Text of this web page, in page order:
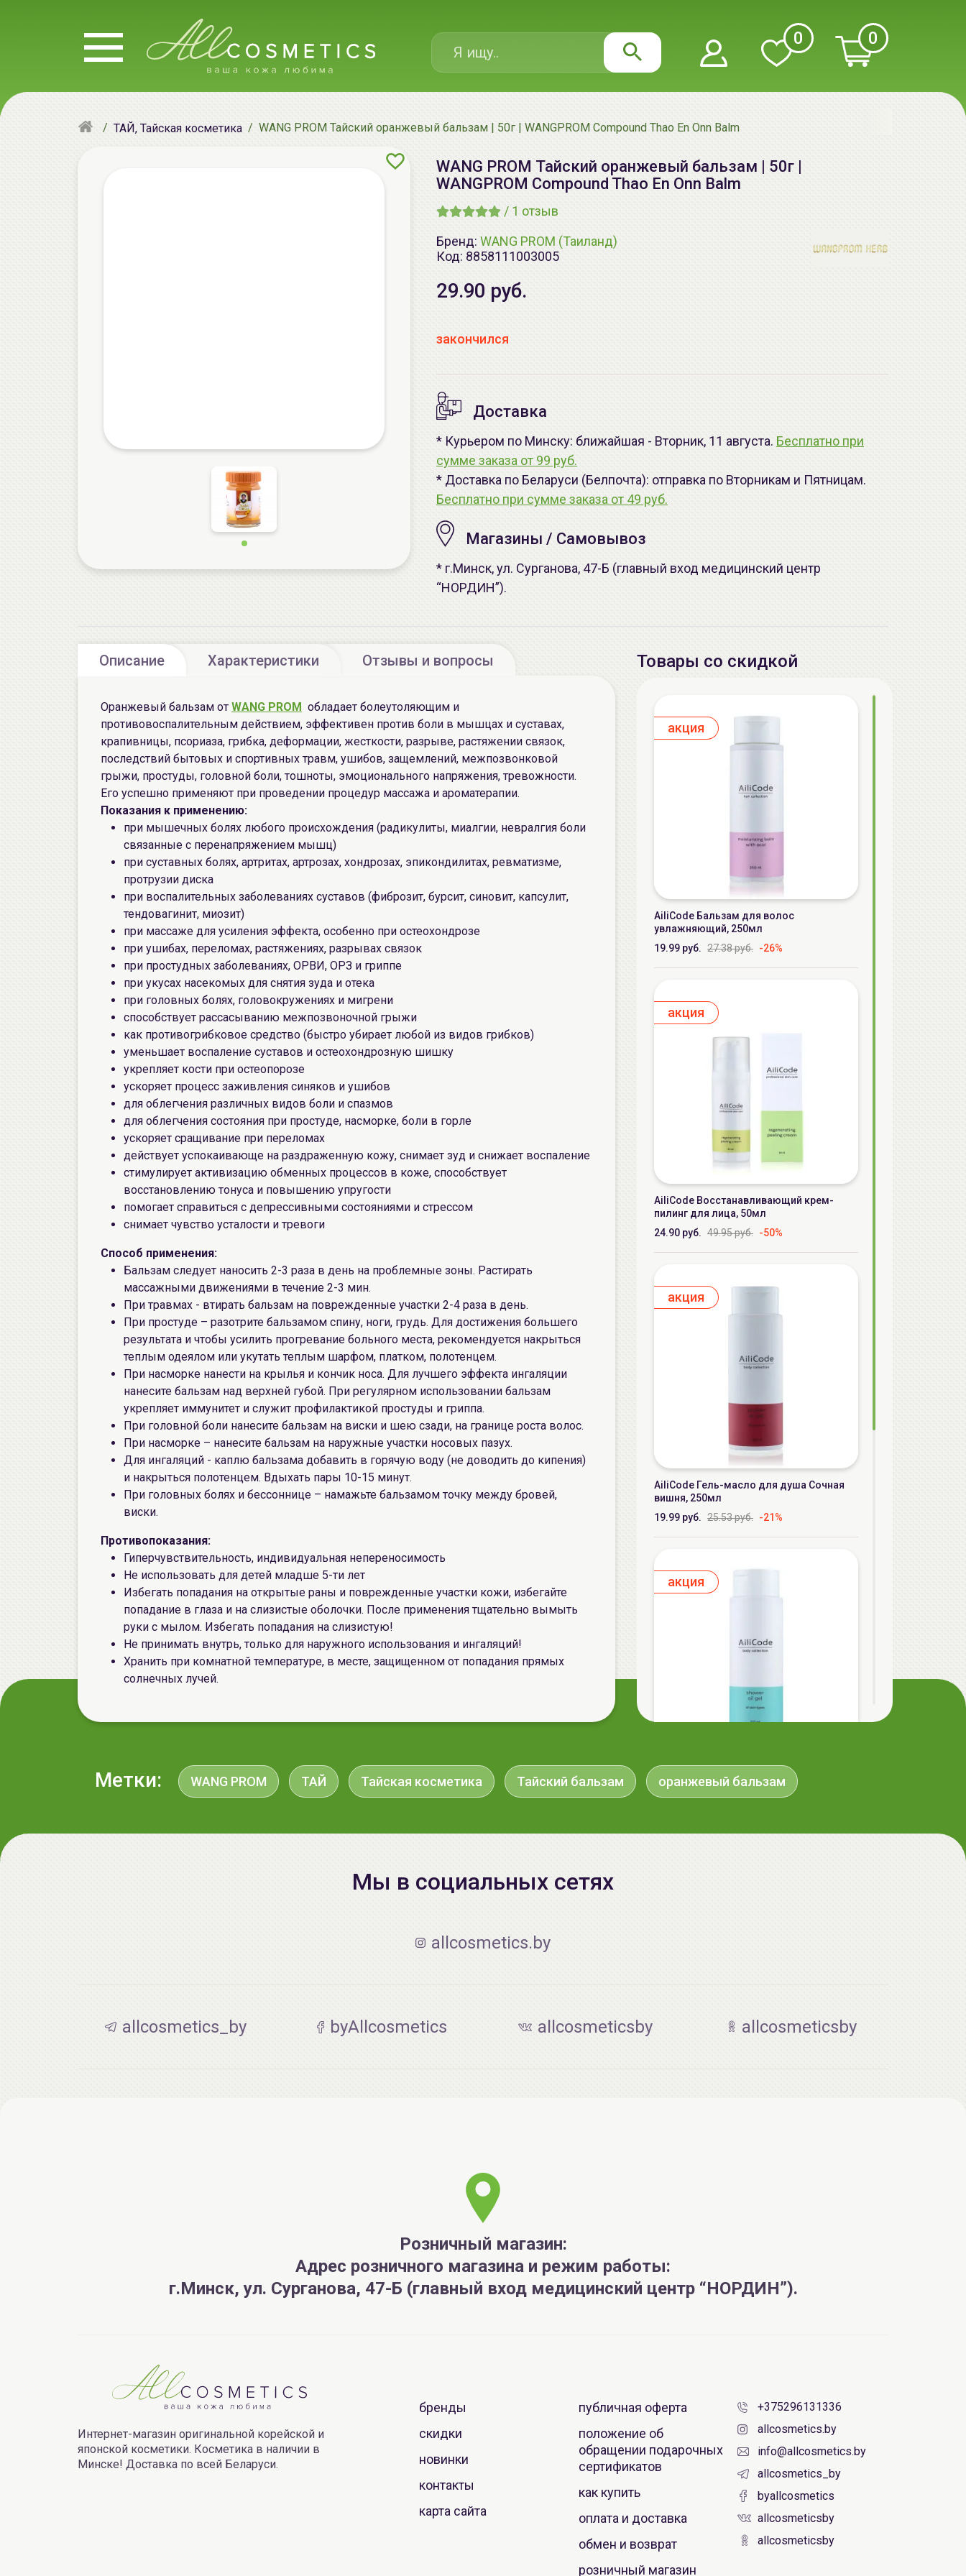
0 0
ТАЙ, Тайская косметика WANG PROM Тайский оранжевый бальзам | 50г | WANGPROM Compound Thao En Onn Balm
WANG PROM Тайский оранжевый бальзам | 50г |
WANGPROM Compound Thao En Onn Balm
/ 1 отзыв
Бренд: WANG PROM (Таиланд)
Код: 8858111003005
29.90 руб.
закончился
Доставка
* Курьером по Минску: ближайшая - Вторник, 11 августа. Бесплатно при
сумме заказа от 99 руб.
* Доставка по Беларуси (Белпочта): отправка по Вторникам и Пятницам.
Бесплатно при сумме заказа от 49 руб.
Магазины / Самовывоз
* г.Минск, ул. Сурганова, 47-Б (главный вход медицинский центр
“НОРДИН”).
Описание Характеристики Отзывы и вопросы
Оранжевый бальзам от WANG PROM обладает болеутоляющим и
противовоспалительным действием, эффективен против боли в мышцах и суставах,
крапивницы, псориаза, грибка, деформации, жесткости, разрыве, растяжении связок,
последствий бытовых и спортивных травм, ушибов, защемлений, межпозвонковой
грыжи, простуды, головной боли, тошноты, эмоционального напряжения, тревожности.
Его успешно применяют при проведении процедур массажа и ароматерапии.
Показания к применению:
при мышечных болях любого происхождения (радикулиты, миалгии, невралгия боли
связанные с перенапряжением мышц)
при суставных болях, артритах, артрозах, хондрозах, эпикондилитах, ревматизме,
протрузии диска
при воспалительных заболеваниях суставов (фиброзит, бурсит, синовит, капсулит,
тендовагинит, миозит)
при массаже для усиления эффекта, особенно при остеохондрозе
при ушибах, переломах, растяжениях, разрывах связок
при простудных заболеваниях, ОРВИ, ОРЗ и гриппе
при укусах насекомых для снятия зуда и отека
при головных болях, головокружениях и мигрени
способствует рассасыванию межпозвоночной грыжи
как противогрибковое средство (быстро убирает любой из видов грибков)
уменьшает воспаление суставов и остеохондрозную шишку
укрепляет кости при остеопорозе
ускоряет процесс заживления синяков и ушибов
для облегчения различных видов боли и спазмов
для облегчения состояния при простуде, насморке, боли в горле
ускоряет сращивание при переломах
действует успокаивающе на раздраженную кожу, снимает зуд и снижает воспаление
стимулирует активизацию обменных процессов в коже, способствует
восстановлению тонуса и повышению упругости
помогает справиться с депрессивными состояниями и стрессом
снимает чувство усталости и тревоги
Способ применения:
Бальзам следует наносить 2-3 раза в день на проблемные зоны. Растирать
массажными движениями в течение 2-3 мин.
При травмах - втирать бальзам на поврежденные участки 2-4 раза в день.
При простуде – разотрите бальзамом спину, ноги, грудь. Для достижения большего
результата и чтобы усилить прогревание больного места, рекомендуется накрыться
теплым одеялом или укутать теплым шарфом, платком, полотенцем.
При насморке нанести на крылья и кончик носа. Для лучшего эффекта ингаляции
нанесите бальзам над верхней губой. При регулярном использовании бальзам
укрепляет иммунитет и служит профилактикой простуды и гриппа.
При головной боли нанесите бальзам на виски и шею сзади, на границе роста волос.
При насморке – нанесите бальзам на наружные участки носовых пазух.
Для ингаляций - каплю бальзама добавить в горячую воду (не доводить до кипения)
и накрыться полотенцем. Вдыхать пары 10-15 минут.
При головных болях и бессоннице – намажьте бальзамом точку между бровей,
виски.
Противопоказания:
Гиперчувствительность, индивидуальная непереносимость
Не использовать для детей младше 5-ти лет
Избегать попадания на открытые раны и поврежденные участки кожи, избегайте
попадание в глаза и на слизистые оболочки. После применения тщательно вымыть
руки с мылом. Избегать попадания на слизистую!
Не принимать внутрь, только для наружного использования и ингаляций!
Хранить при комнатной температуре, в месте, защищенном от попадания прямых
солнечных лучей.
Товары со скидкой
aкция
AiliCode Бальзам для волос
увлажняющий, 250мл
19.99 руб. 27.38 руб. -26%
aкция
AiliCode Восстанавливающий крем-
пилинг для лица, 50мл
24.90 руб. 49.95 руб. -50%
aкция
AiliCode Гель-масло для душа Сочная
вишня, 250мл
19.99 руб. 25.53 руб. -21%
aкция
AiliCode Гель-масло для душа, 250мл
19.99 руб. 25.53 руб. -21%
масло для душа 250мл)
Метки: WANG PROM ТАЙ Тайская косметика Тайский бальзам оранжевый бальзам
Мы в социальных сетях
allcosmetics.by
allcosmetics_by byAllcosmetics allcosmeticsby allcosmeticsby
Розничный магазин:
Адрес розничного магазина и режим работы:
г.Минск, ул. Сурганова, 47-Б (главный вход медицинский центр “НОРДИН”).
Интернет-магазин оригинальной корейской и
японской косметики. Косметика в наличии в
Минске! Доставка по всей Беларуси.
бренды
скидки
новинки
контакты
карта сайта
публичная оферта
положение об
обращении подарочных
сертификатов
как купить
оплата и доставка
обмен и возврат
розничный магазин
+375296131336
allcosmetics.by
info@allcosmetics.by
allcosmetics_by
byallcosmetics
allcosmeticsby
allcosmeticsby